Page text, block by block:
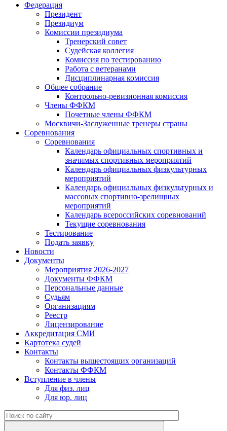
Федерация
Президент
Президиум
Комиссии президиума
Тренерский совет
Судейская коллегия
Комиссия по тестированию
Работа с ветеранами
Дисциплинарная комиссия
Общее собрание
Контрольно-ревизионная комиссия
Члены ФФКМ
Почетные члены ФФКМ
Москвичи-Заслуженные тренеры страны
Соревнования
Соревнования
Календарь официальных спортивных и
значимых спортивных мероприятий
Календарь официальных физкультурных
мероприятий
Календарь официальных физкультурных и
массовых спортивно-зрелищных
мероприятий
Календарь всероссийских соревнований
Текущие соревнования
Тестирование
Подать заявку
Новости
Документы
Мероприятия 2026-2027
Документы ФФКМ
Персональные данные
Судьям
Организациям
Реестр
Лицензирование
Аккредитация СМИ
Картотека судей
Контакты
Контакты вышестоящих организаций
Контакты ФФКМ
Вступление в члены
Для физ. лиц
Для юр. лиц